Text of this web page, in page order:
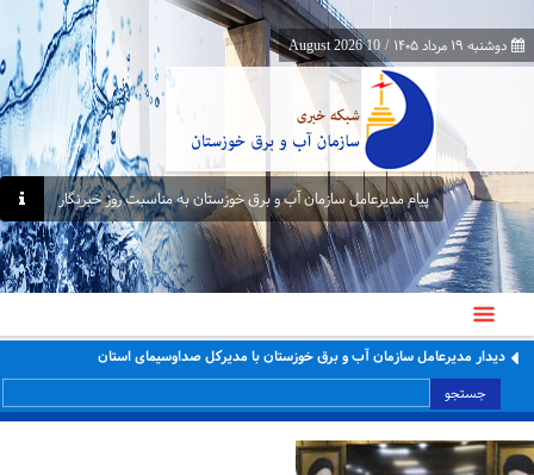
دوشنبه ۱۹ مرداد ۱۴۰۵ /
10 August 2026
پیام مدیرعامل سازمان آب و برق خوزستان به مناسبت روز خبرنگار
دیدار مدیرعامل سازمان آب و برق خوزستان با مدیرکل صداوسیمای استان
جستجو